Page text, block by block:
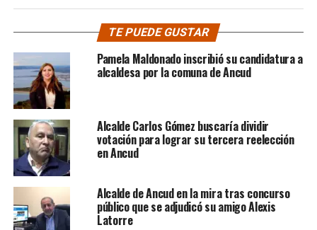
TE PUEDE GUSTAR
Pamela Maldonado inscribió su candidatura a
alcaldesa por la comuna de Ancud
Alcalde Carlos Gómez buscaría dividir
votación para lograr su tercera reelección
en Ancud
Alcalde de Ancud en la mira tras concurso
público que se adjudicó su amigo Alexis
Latorre